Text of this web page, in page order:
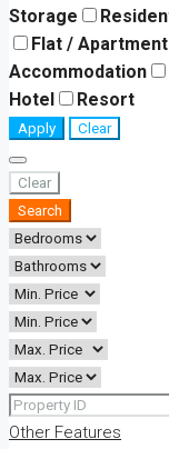
Storage
Flat / Apartment
Accommodation
Hotel
Resort
Apply Clear
Clear
Search
Other Features